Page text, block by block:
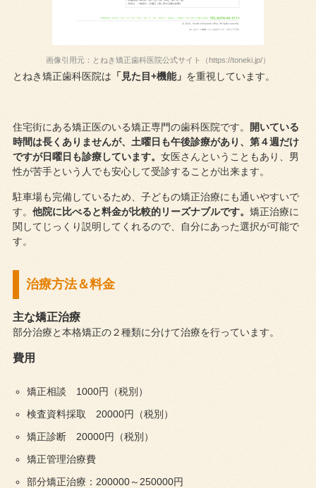
画像引用元：とねき矯正歯科医院公式サイト（https://toneki.jp/）
とねき矯正歯科医院は 「見た目+機能」 を重視しています。
住宅街にある矯正医のいる矯正専門の歯科医院です。
開いている
時間は長くありませんが、土曜日も午後診療があり、第４週だけ
ですが日曜日も診療しています。 女医さんということもあり、男
性が苦手という人でも安心して受診することが出来ます。
駐車場も完備しているため、子どもの矯正治療にも通いやすいで
す。 他院に比べると料金が比較的リーズナブルです。 矯正治療に
関してじっくり説明してくれるので、自分にあった選択が可能で
す。
治療方法＆料金
主な矯正治療
部分治療と本格矯正の２種類に分けて治療を行っています。
費用
矯正相談 1000円（税別）
検査資料採取 20000円（税別）
矯正診断 20000円（税別）
矯正管理治療費
部分矯正治療：200000～250000円